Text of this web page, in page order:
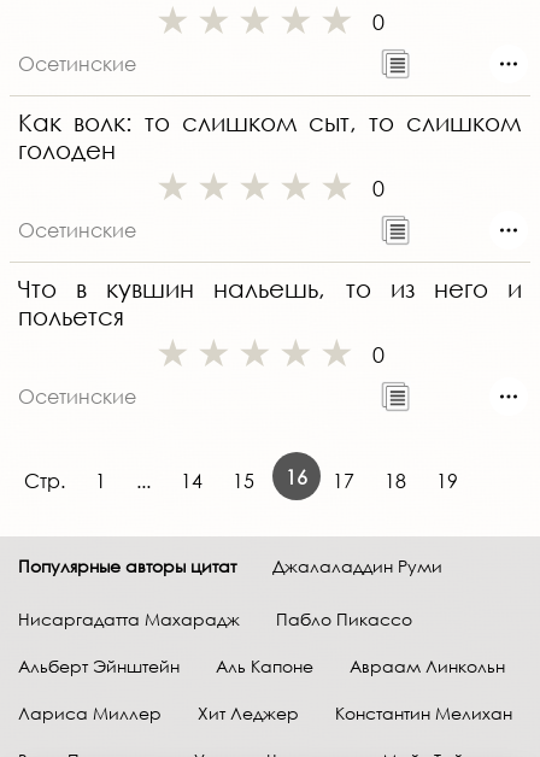
0
Осетинские
Как волк: то слишком сыт, то слишком
голоден
0
Осетинские
Что в кувшин нальешь, то из него и
польется
0
Осетинские
Стр. 1 ... 14 15 16 17 18 19
Популярные авторы цитат Джалаладдин Руми
Нисаргадатта Махарадж Пабло Пикассо
Альберт Эйнштейн Аль Капоне Авраам Линкольн
Лариса Миллер Хит Леджер Константин Мелихан